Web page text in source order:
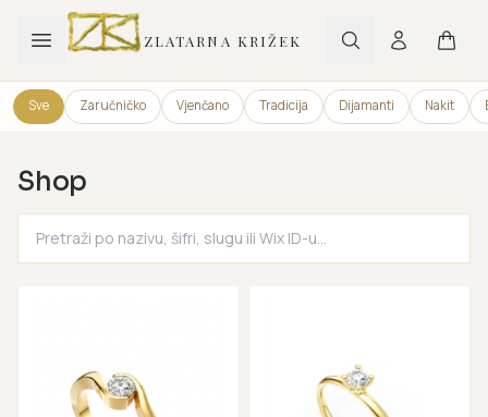
ZLATARNA KRIŽEK
Sve Zaručničko Vjenčano Tradicija Dijamanti Nakit
Shop